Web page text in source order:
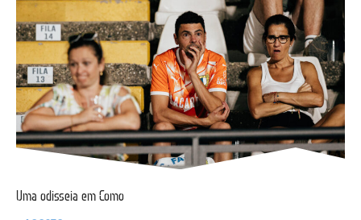
Uma odisseia em Como